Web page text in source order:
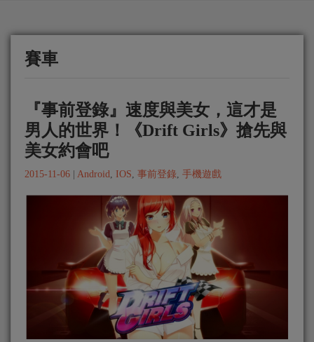
賽車
『事前登錄』速度與美女，這才是
男人的世界！《Drift Girls》搶先與
美女約會吧
2015-11-06 Android, IOS, 事前登錄, 手機遊戲